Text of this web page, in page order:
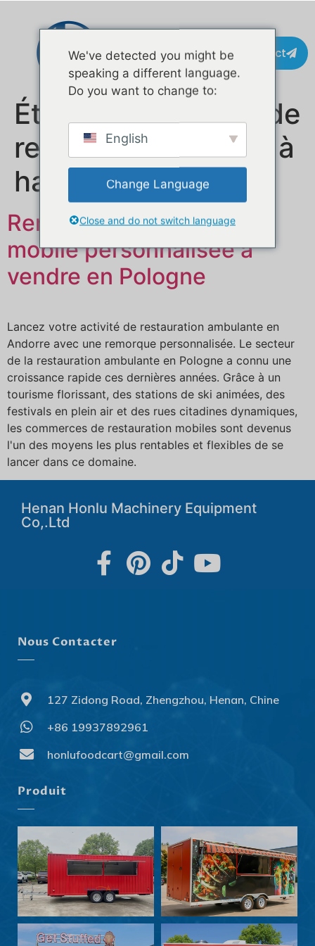
Contact
Étiquette :camion de
restauration rapide à
hamburgers
Remorque alimentaire
mobile personnalisée à
vendre en Pologne
Lancez votre activité de restauration ambulante en
Andorre avec une remorque personnalisée. Le secteur
de la restauration ambulante en Pologne a connu une
croissance rapide ces dernières années. Grâce à un
tourisme florissant, des stations de ski animées, des
festivals en plein air et des rues citadines dynamiques,
les commerces de restauration mobiles sont devenus
l'un des moyens les plus rentables et flexibles de se
lancer dans ce domaine.
Henan Honlu Machinery Equipment
Co,.Ltd
Nous Contacter
127 Zidong Road, Zhengzhou, Henan, Chine
+86 19937892961
honlufoodcart@gmail.com
Produit
We've detected you might be
speaking a different language.
Do you want to change to:
English
Change Language
Close and do not switch language
Српски језик
Norsk nynorsk
Maori
Eesti
Български
Slovenčina